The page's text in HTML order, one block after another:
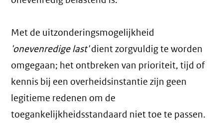
Met de uitzonderingsmogelijkheid
'onevenredige last'dient zorgvuldig te worden
omgegaan; het ontbreken van prioriteit, tijd of
kennis bij een overheidsinstantie zijn geen
legitieme redenen om de
toegankelijkheidsstandaard niet toe te passen.